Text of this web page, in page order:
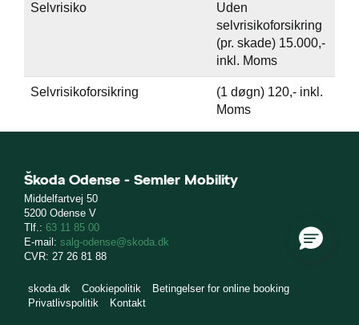
Selvrisiko
Uden
selvrisikoforsikring
(pr. skade) 15.000,-
inkl. Moms
Selvrisikoforsikring
(1 døgn) 120,- inkl.
Moms
Škoda Odense - Semler Mobility
Middelfartvej 50
5200 Odense V
Tlf.: 63 11 85 00
E-mail: salg-odense@skoda.dk
CVR: 27 26 81 88
skoda.dk Cookiepolitik
Betingelser for online booking
Privatlivspolitik
Kontakt